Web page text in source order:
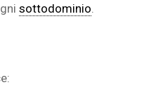
sottodominio